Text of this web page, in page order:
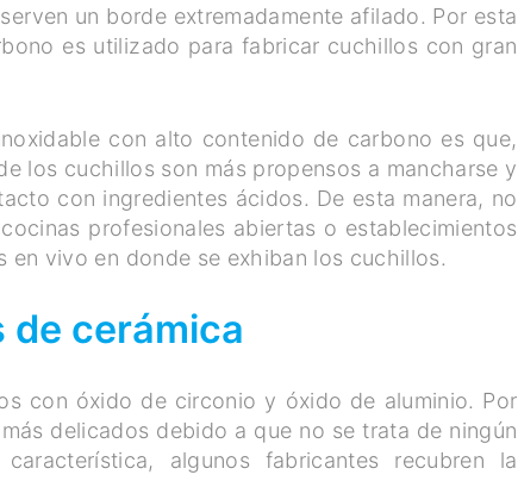
un borde extremadamente afilado. Por esta
es utilizado para fabricar cuchillos con gran
con alto contenido de carbono es que,
los cuchillos son más propensos a mancharse y
con ingredientes ácidos. De esta manera, no
profesionales abiertas o establecimientos
en vivo en donde se exhiban los cuchillos.
de cerámica
con óxido de circonio y óxido de aluminio. Por
delicados debido a que no se trata de ningún
algunos fabricantes recubren la